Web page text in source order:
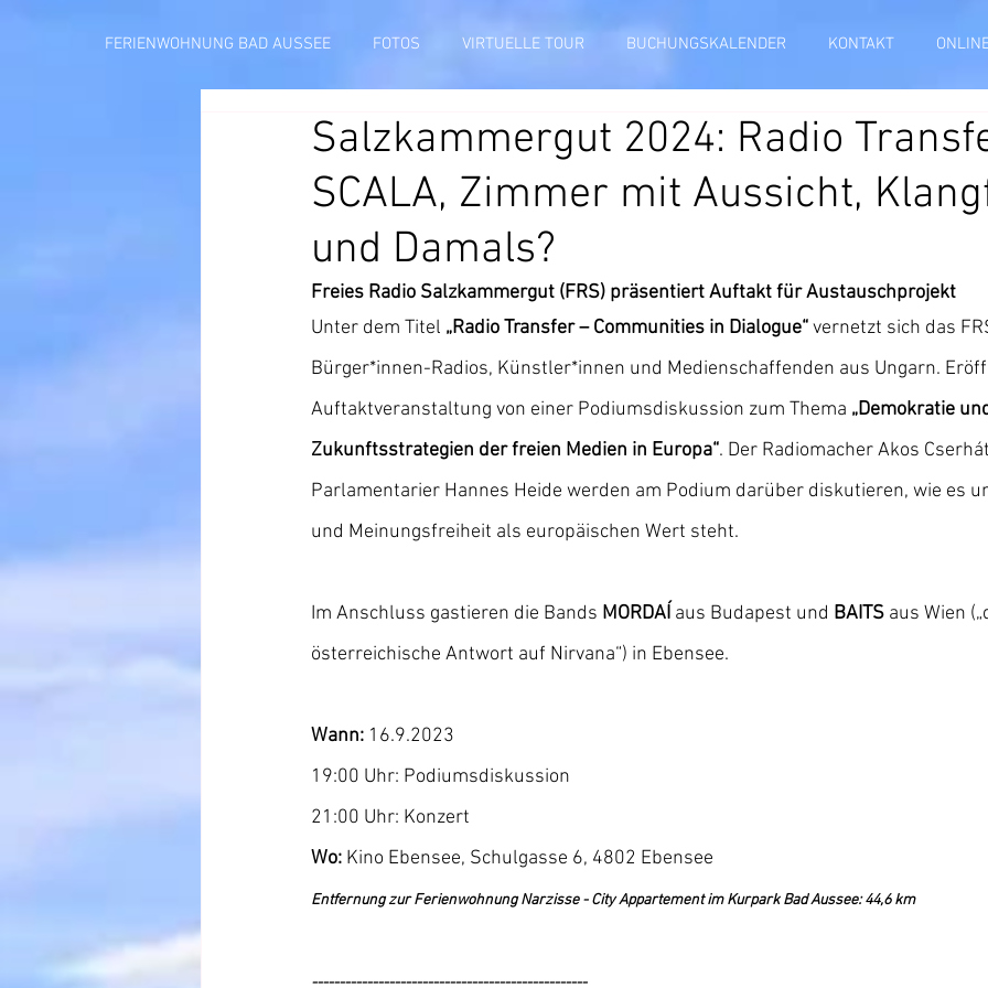
FERIENWOHNUNG BAD AUSSEE FOTOS VIRTUELLE TOUR BUCHUNGSKALENDER KONTAKT
Salzkammergut 2024: Radio
SCALA, Zimmer mit Aussicht,
und Damals?
Freies Radio Salzkammergut (FRS) präsentiert Auftakt für Austauschprojekt
Unter dem Titel „Radio Transfer – Communities in Dialogue“ vernetzt sich das
Bürger*innen-Radios, Künstler*innen und Medienschaffenden aus Ungarn.
Auftaktveranstaltung von einer Podiumsdiskussion zum Thema „Demokratie
Zukunftsstrategien der freien Medien in Europa“. Der Radiomacher Akos
Parlamentarier Hannes Heide werden am Podium darüber diskutieren, wie es
und Meinungsfreiheit als europäischen Wert steht.
Im Anschluss gastieren die Bands MORDAÍ aus Budapest und BAITS aus Wien
österreichische Antwort auf Nirvana“) in Ebensee.
Wann: 16.9.2023
19:00 Uhr: Podiumsdiskussion
21:00 Uhr: Konzert
Wo: Kino Ebensee, Schulgasse 6, 4802 Ebensee
Entfernung zur Ferienwohnung Narzisse - City Appartement im Kurpark Bad Aussee: 44,6 km
--------------------------------------------------